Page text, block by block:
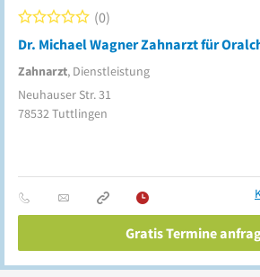
Dr. Michael Wagner Zahnarzt für
Zahnarzt, Dienstleistung
0
Neuhauser Str. 31
78532Tuttlingen
Gratis Termine